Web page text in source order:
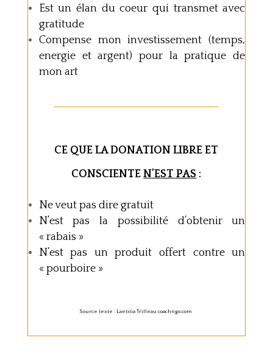
Est un élan du coeur qui transmet avec
gratitude
Compense mon investissement (temps,
energie et argent) pour la pratique de
mon art
CE QUE LA DONATION LIBRE ET
CONSCIENTEN’EST PAS :
Ne veut pas dire gratuit
N’est pas la possibilité d’obtenir un
« rabais »
N’est pas un produit offert contre un
« pourboire »
Source texte : Laetitia Trilleau coachngo.com